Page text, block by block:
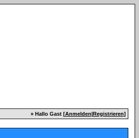
» Hallo Gast [Anmelden|Registrieren]